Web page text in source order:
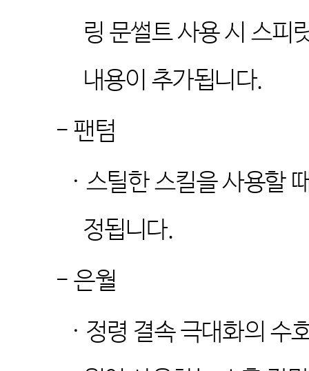
링 문썰트 사용 시 스피
내용이 추가됩니다.
-팬텀
· 스틸한 스킬을 사용할
정됩니다.
-은월
· 정령 결속 극대화의 수